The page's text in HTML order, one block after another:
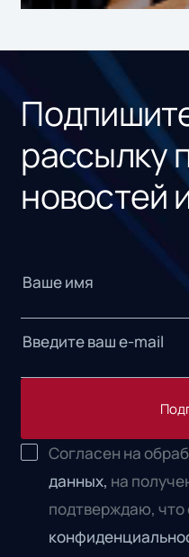
рассылку
новостей
Согласен на
данных, на
подтверждаю, что